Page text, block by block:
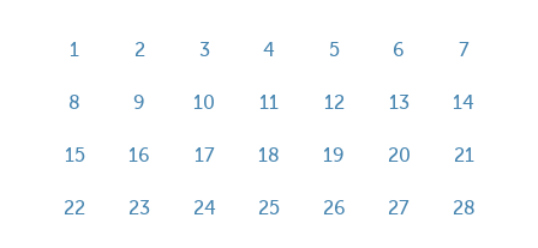
1 2 3 4 5 6 7
8 9 10 11 12 13 14
15 16 17 18 19 20 21
22 23 24 25 26 27 28